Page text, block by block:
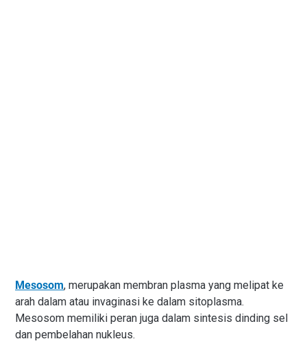
Mesosom, merupakan membran plasma yang melipat ke
arah dalam atau invaginasi ke dalam sitoplasma.
Mesosom memiliki peran juga dalam sintesis dinding sel
dan pembelahan nukleus.